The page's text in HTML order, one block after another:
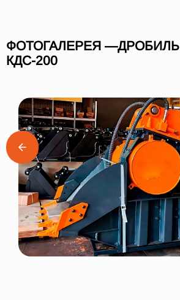
ФОТОГАЛЕРЕЯ
КДС-200